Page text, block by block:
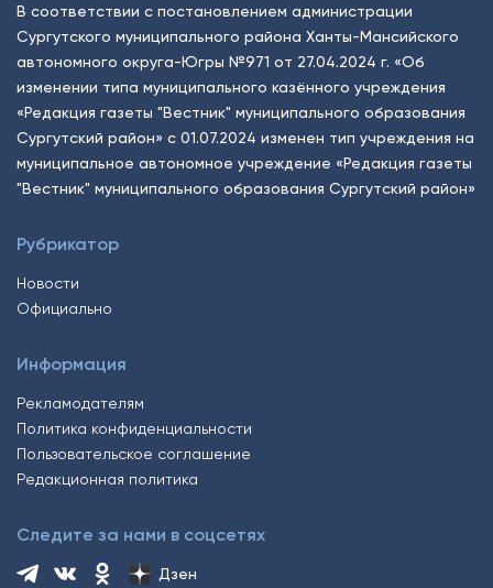
В соответствии с постановлением администрации
Сургутского муниципального района Ханты-Мансийского
автономного округа-Югры №971 от 27.04.2024 г. «Об
изменении типа муниципального казённого учреждения
«Редакция газеты "Вестник" муниципального образования
Сургутский район» с 01.07.2024 изменен тип учреждения на
муниципальное автономное учреждение «Редакция газеты
"Вестник" муниципального образования Сургутский район»
Рубрикатор
Новости
Официально
Информация
Рекламодателям
Политика конфиденциальности
Пользовательское соглашение
Редакционная политика
Следите за нами в соцсетях
Дзен